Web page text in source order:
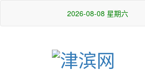
2026-08-08 星期六